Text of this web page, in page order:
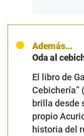
Además…
Oda al
El libro de
Cebichería”
brilla desde
propio
historia del